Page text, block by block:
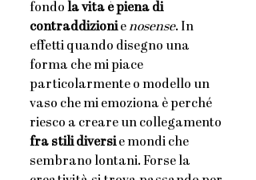
fondo la vita è piena di
contraddizioni e nosense. In
effetti quando disegno una
forma che mi piace
particolarmente o modello un
vaso che mi emoziona è perché
riesco a creare un collegamento
fra stili diversi e mondi che
sembrano lontani. Forse la